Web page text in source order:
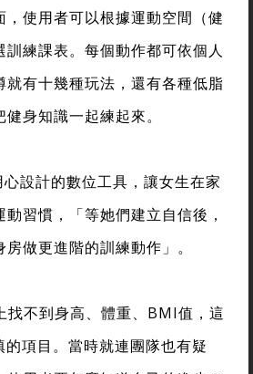
，使用者可以根據運動空間（健
練課表。每個動作都可依個人
就有十幾種玩法，還有各種低脂
身知識一起練起來。
設計的數位工具，讓女生在家
習慣，「等她們建立自信後，
做更進階的訓練動作」。
不到身高、體重、BMI值，這
項目。當時就連團隊也有疑